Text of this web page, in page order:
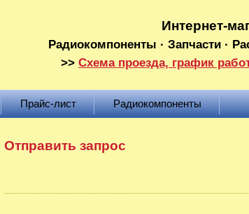
Интернет-
Радиокомпоненты · Запчасти ·
>> Схема проезда, график
Прайс-лист Радиокомпоненты
Отправить запрос